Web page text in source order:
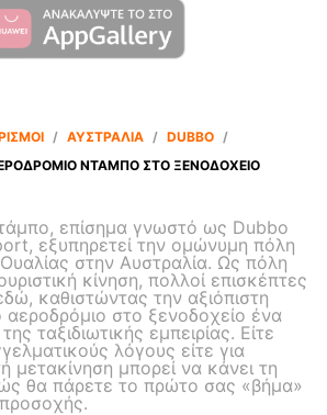
/ ΑΥΣΤΡΑΛΊΑ / DUBBO /
ΝΤΆΜΠΟ ΣΤΟ ΞΕΝΟΔΟΧΕΊΟ
επίσημα γνωστό ως Dubbo
εξυπηρετεί την ομώνυμη πόλη
στην Αυστραλία. Ως πόλη
κίνηση, πολλοί επισκέπτες
καθιστώντας την αξιόπιστη
στο ξενοδοχείο ένα
ταξιδιωτικής εμπειρίας. Είτε
λόγους είτε για
μετακίνηση μπορεί να κάνει τη
θα πάρετε το πρώτο σας «βήμα»